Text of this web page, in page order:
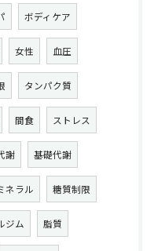
ボディケア
女性 血圧
タンパク質
間食 ストレス
謝 基礎代謝
ネラル 糖質制限
ジム 脂質